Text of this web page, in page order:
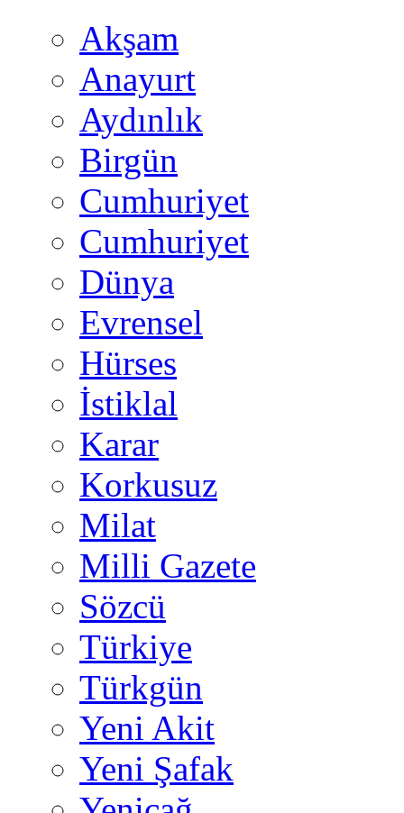
Akşam
Anayurt
Aydınlık
Birgün
Cumhuriyet
Cumhuriyet
Dünya
Evrensel
Hürses
İstiklal
Karar
Korkusuz
Milat
Milli Gazete
Sözcü
Türkiye
Türkgün
Yeni Akit
Yeni Şafak